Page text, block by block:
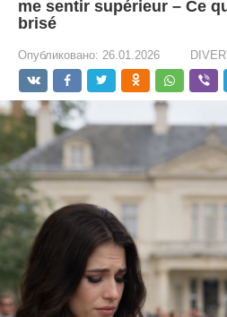
me sentir supérieur – Ce
brisé
Опубликовано: 26.01.2026